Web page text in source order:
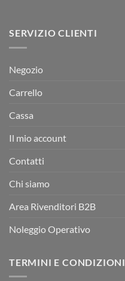
SERVIZIO CLIENTI
Negozio
Carrello
Cassa
Il mio account
Contatti
Chi siamo
Area Rivenditori B2B
Noleggio Operativo
TERMINI E CONDIZIONI